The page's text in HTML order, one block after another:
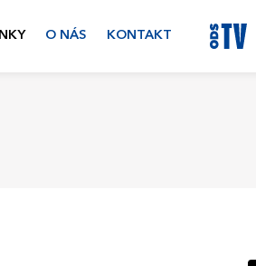
O NÁS KONTAKT